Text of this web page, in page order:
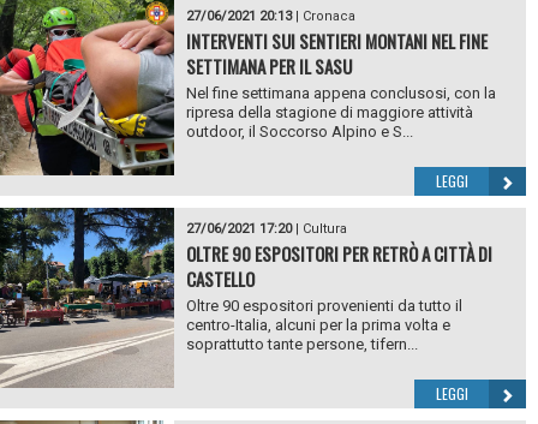
27/06/2021 20:13| Cronaca
INTERVENTI SUI SENTIERI MONTANI NEL FINE
SETTIMANA PER IL SASU
Nel fine settimana appena conclusosi, con la
ripresa della stagione di maggiore attività
outdoor, il Soccorso Alpino e S...
LEGGI
27/06/2021 17:20| Cultura
OLTRE 90 ESPOSITORI PER RETRÒ A CITTÀ DI
CASTELLO
Oltre 90 espositori provenienti da tutto il
centro-Italia, alcuni per la prima volta e
soprattutto tante persone, tifern...
LEGGI